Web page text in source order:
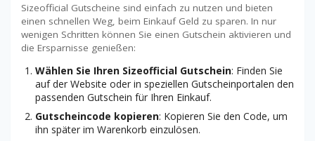
Sizeofficial Gutscheine sind einfach zu nutzen und bieten
einen schnellen Weg, beim Einkauf Geld zu sparen. In nur
wenigen Schritten können Sie einen Gutschein aktivieren und
die Ersparnisse genießen:
Wählen Sie Ihren Sizeofficial Gutschein: Finden Sie
auf der Website oder in speziellen Gutscheinportalen den
passenden Gutschein für Ihren Einkauf.
Gutscheincode kopieren: Kopieren Sie den Code, um
ihn später im Warenkorb einzulösen.